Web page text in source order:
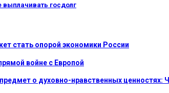
госдолг
стать опорой экономики России
войне с Европой
о духовно-нравственных ценностях: